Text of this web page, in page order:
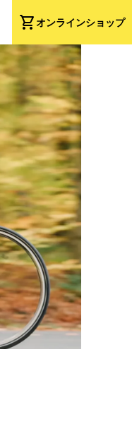
shopping_cartオンラインショップ